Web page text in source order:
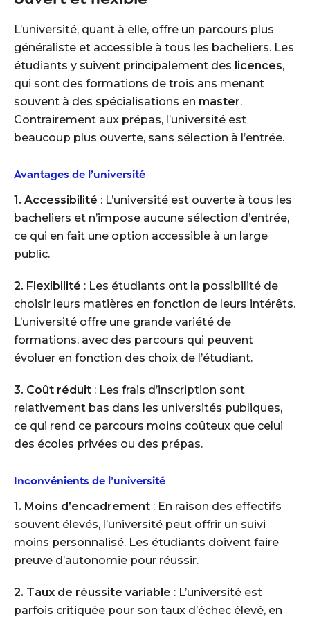
L’université, quant à elle, offre un parcours plus
généraliste et accessible à tous les bacheliers. Les
étudiants y suivent principalement des licences,
qui sont des formations de trois ans menant
souvent à des spécialisations en master.
Contrairement aux prépas, l’université est
beaucoup plus ouverte, sans sélection à l’entrée.
Avantages de l’université
1. Accessibilité : L’université est ouverte à tous les
bacheliers et n’impose aucune sélection d’entrée,
ce qui en fait une option accessible à un large
public.
2. Flexibilité : Les étudiants ont la possibilité de
choisir leurs matières en fonction de leurs intérêts.
L’université offre une grande variété de
formations, avec des parcours qui peuvent
évoluer en fonction des choix de l’étudiant.
3. Coût réduit : Les frais d’inscription sont
relativement bas dans les universités publiques,
ce qui rend ce parcours moins coûteux que celui
des écoles privées ou des prépas.
Inconvénients de l’université
1. Moins d’encadrement : En raison des effectifs
souvent élevés, l’université peut offrir un suivi
moins personnalisé. Les étudiants doivent faire
preuve d’autonomie pour réussir.
2. Taux de réussite variable : L’université est
parfois critiquée pour son taux d’échec élevé, en